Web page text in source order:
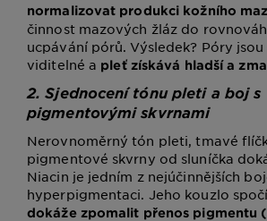
normalizovat produkci kožního
činnost mazových žláz do
ucpávání pórů. Výsledek? Póry jsou
viditelné a pleť získává hladší a
2. Sjednocení tónu pleti a boj s
pigmentovými skvrnami
Nerovnoměrný tón pleti, tmavé
pigmentové skvrny od sluníčka
Niacin je jedním z nejúčinnějších
hyperpigmentaci. Jeho kouzlo
dokáže zpomalit přenos pigmentu